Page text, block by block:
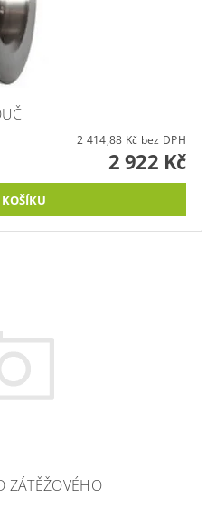
2 414,88 Kč bez DPH
2 922 Kč
ZÁTĚŽOVÉHO